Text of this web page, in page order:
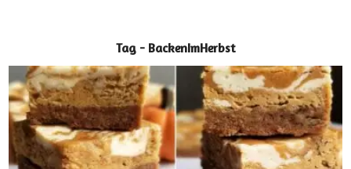
Tag - BackenImHerbst